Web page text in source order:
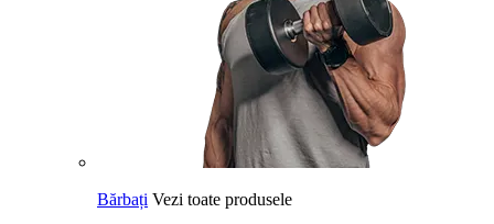
Bărbați Vezi toate produsele